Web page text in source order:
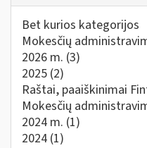
Bet kurios kategorijos
Mokesčių
2026 m. (3)
2025 (2)
Raštai, paaiškinimai
Mokesčių
2024 m. (1)
2024 (1)